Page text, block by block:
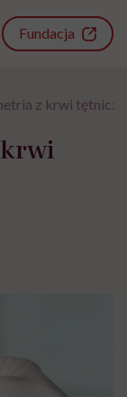
Fundacja
z krwi
krwi